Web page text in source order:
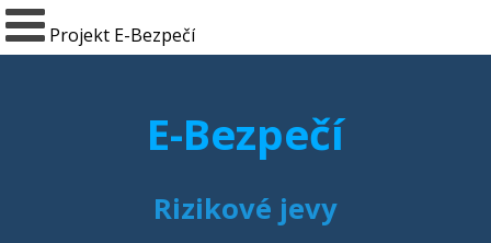
Projekt E-Bezpečí
E-Bezpečí
Rizikové jevy